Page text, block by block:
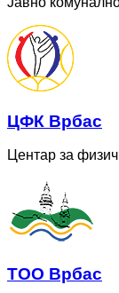
ЦФК Врбас
Центар за
ТОО Врбас